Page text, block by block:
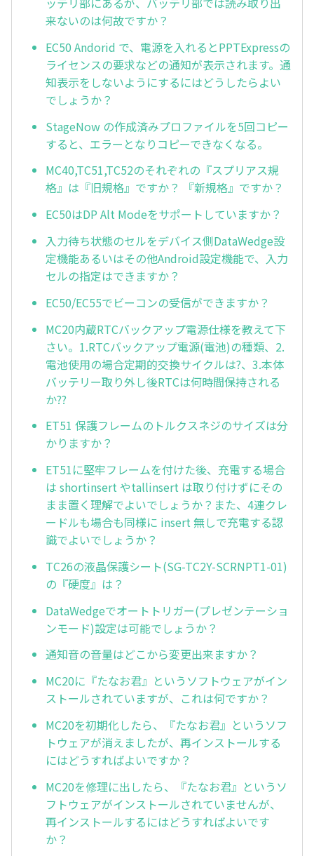
来ないのは何故ですか？
EC50 Andorid で、電源を入れるとPPTExpressの
ライセンスの要求などの通知が表示されます。通
知表示をしないようにするにはどうしたらよい
でしょうか？
StageNow の作成済みプロファイルを5回コピー
すると、エラーとなりコピーできなくなる。
MC40,TC51,TC52のそれぞれの『スプリアス規
格』は『旧規格』ですか？ 『新規格』ですか？
EC50はDP Alt Modeをサポートしていますか？
入力待ち状態のセルをデバイス側DataWedge設
定機能あるいはその他Android設定機能で、入力
セルの指定はできますか？
EC50/EC55でビーコンの受信ができますか？
MC20内蔵RTCバックアップ電源仕様を教えて下
さい。1.RTCバックアップ電源(電池)の種類、2.
電池使用の場合定期的交換サイクルは?、3.本体
バッテリー取り外し後RTCは何時間保持される
か??
ET51 保護フレームのトルクスネジのサイズは分
かりますか？
ET51に堅牢フレームを付けた後、充電する場合
は shortinsert やtallinsert は取り付けずにその
まま置く理解でよいでしょうか？また、4連クレ
ードルも場合も同様に insert 無しで充電する認
識でよいでしょうか？
TC26の液晶保護シート(SG-TC2Y-SCRNPT1-01)
の『硬度』は？
DataWedgeでオートトリガー(プレゼンテーショ
ンモード)設定は可能でしょうか？
通知音の音量はどこから変更出来ますか？
MC20に『たなお君』というソフトウェアがイン
ストールされていますが、これは何ですか？
MC20を初期化したら、『たなお君』というソフ
トウェアが消えましたが、再インストールする
にはどうすればよいですか？
MC20を修理に出したら、『たなお君』というソ
フトウェアがインストールされていませんが、
再インストールするにはどうすればよいです
か？